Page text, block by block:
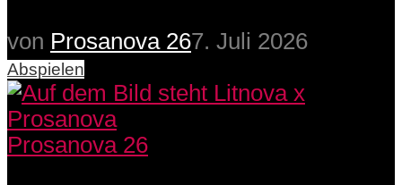
von Prosanova 267. Juli 2026
Abspielen
Prosanova 26